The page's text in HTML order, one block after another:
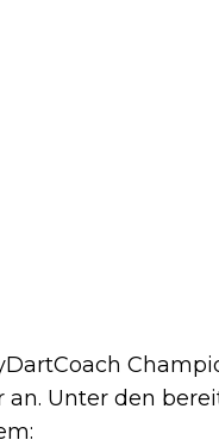
an. Unter den